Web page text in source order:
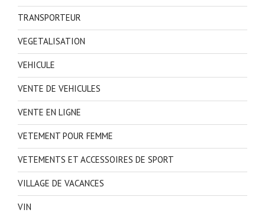
TRANSPORTEUR
VEGETALISATION
VEHICULE
VENTE DE VEHICULES
VENTE EN LIGNE
VETEMENT POUR FEMME
VETEMENTS ET ACCESSOIRES DE SPORT
VILLAGE DE VACANCES
VIN